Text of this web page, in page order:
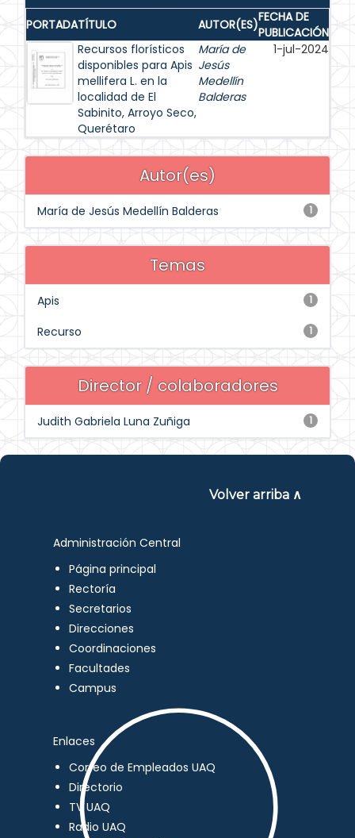
PORTADATÍTULO AUTOR(ES)FECHA DE
PUBLICACIÓN
Recursos florísticos
disponibles para Apis
mellifera L. en la
localidad de El
Sabinito, Arroyo Seco,
Querétaro
María de
Jesús
Medellín
Balderas
1-jul-2024
Autor(es)
1
María de Jesús Medellín Balderas
Temas
1
Apis
1
Recurso
Director / colaboradores
1
Judith Gabriela Luna Zuñiga
Volver arriba ∧
Administración Central
Página principal
Rectoría
Secretarios
Direcciones
Coordinaciones
Facultades
Campus
Enlaces
Correo de Empleados UAQ
Directorio
TV UAQ
Radio UAQ